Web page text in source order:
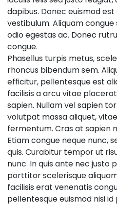
dapibus. Donec euismod
vestibulum. Aliquam congue
odio egestas ac. Donec
congue.
Phasellus turpis metus,
rhoncus bibendum sem.
efficitur, pellentesque est
facilisis a arcu vitae
sapien. Nullam vel sapien
volutpat massa aliquet,
fermentum. Cras at sapien
Etiam congue neque nunc,
quis. Curabitur tempor ut
nunc. In quis ante nec justo
porttitor scelerisque
facilisis erat venenatis
pellentesque euismod nisi id